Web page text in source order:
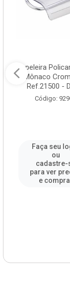
Papeleira
Mônaco
Ref.21500 -
Código:
Faça seu
ou
cadastre-
para ver
e